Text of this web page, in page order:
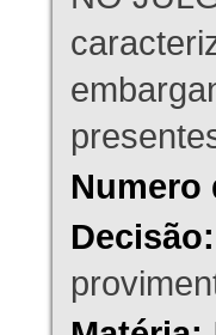
Numero
Decisão: